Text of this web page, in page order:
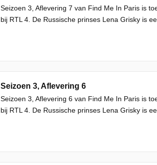
Seizoen 3, Aflevering 7 van Find Me In Paris is
bij RTL 4. De Russische prinses Lena Grisky is
Seizoen 3, Aflevering 6
Seizoen 3, Aflevering 6 van Find Me In Paris is
bij RTL 4. De Russische prinses Lena Grisky is